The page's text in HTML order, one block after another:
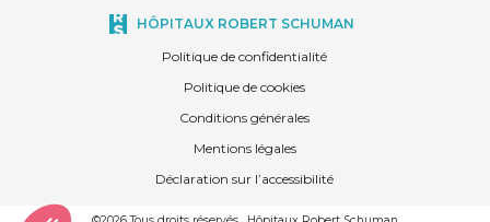
HÔPITAUX ROBERT SCHUMAN
Politique de confidentialité
Politique de cookies
Conditions générales
Mentions légales
Déclaration sur l’accessibilité